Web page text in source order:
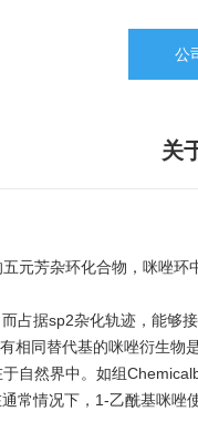
公
关
元芳杂环化合物，咪唑
占据sp2杂化轨迹，能够
相同替代基的咪唑衍生物
自然界中。如组
常情况下，1-乙酰基咪